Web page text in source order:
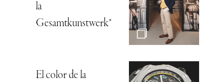
la
Gesamtkunstwerk*
El color de la